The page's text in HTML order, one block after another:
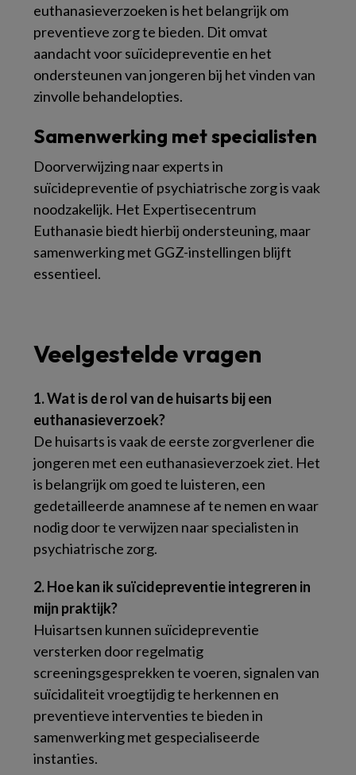
euthanasieverzoeken is het belangrijk om
preventieve zorg te bieden. Dit omvat
aandacht voor suïcidepreventie en het
ondersteunen van jongeren bij het vinden van
zinvolle behandelopties.
Samenwerking met specialisten
Doorverwijzing naar experts in
suïcidepreventie of psychiatrische zorg is vaak
noodzakelijk. Het Expertisecentrum
Euthanasie biedt hierbij ondersteuning, maar
samenwerking met GGZ-instellingen blijft
essentieel.
Veelgestelde vragen
1. Wat is de rol van de huisarts bij een
euthanasieverzoek?
De huisarts is vaak de eerste zorgverlener die
jongeren met een euthanasieverzoek ziet. Het
is belangrijk om goed te luisteren, een
gedetailleerde anamnese af te nemen en waar
nodig door te verwijzen naar specialisten in
psychiatrische zorg.
2. Hoe kan ik suïcidepreventie integreren in
mijn praktijk?
Huisartsen kunnen suïcidepreventie
versterken door regelmatig
screeningsgesprekken te voeren, signalen van
suïcidaliteit vroegtijdig te herkennen en
preventieve interventies te bieden in
samenwerking met gespecialiseerde
instanties.